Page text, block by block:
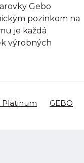
Gebo
pozinkom na
je každá
výrobných
Platinum GEBO